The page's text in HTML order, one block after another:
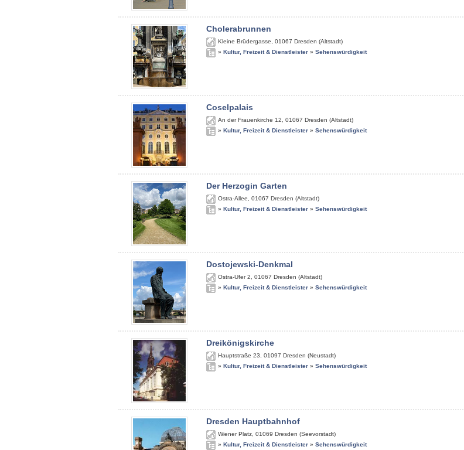
Cholerabrunnen
Kleine Brüdergasse 01067 Dresden (Altstadt)
» Kultur, Freizeit & Dienstleister » Sehenswürdigkeit
Coselpalais
An der Frauenkirche 12 01067 Dresden (Altstadt)
» Kultur, Freizeit & Dienstleister » Sehenswürdigkeit
Der Herzogin Garten
Ostra-Allee 01067 Dresden (Altstadt)
» Kultur, Freizeit & Dienstleister » Sehenswürdigkeit
Dostojewski-Denkmal
Ostra-Ufer 2 01067 Dresden (Altstadt)
» Kultur, Freizeit & Dienstleister » Sehenswürdigkeit
Dreikönigskirche
Hauptstraße 23 01097 Dresden (Neustadt)
» Kultur, Freizeit & Dienstleister » Sehenswürdigkeit
Dresden Hauptbahnhof
Wiener Platz 01069 Dresden (Seevorstadt)
» Kultur, Freizeit & Dienstleister » Sehenswürdigkeit